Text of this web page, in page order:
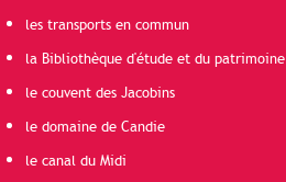
les transports en commun
la Bibliothèque d'étude et du patrimoine
le couvent des Jacobins
le domaine de Candie
le canal du Midi